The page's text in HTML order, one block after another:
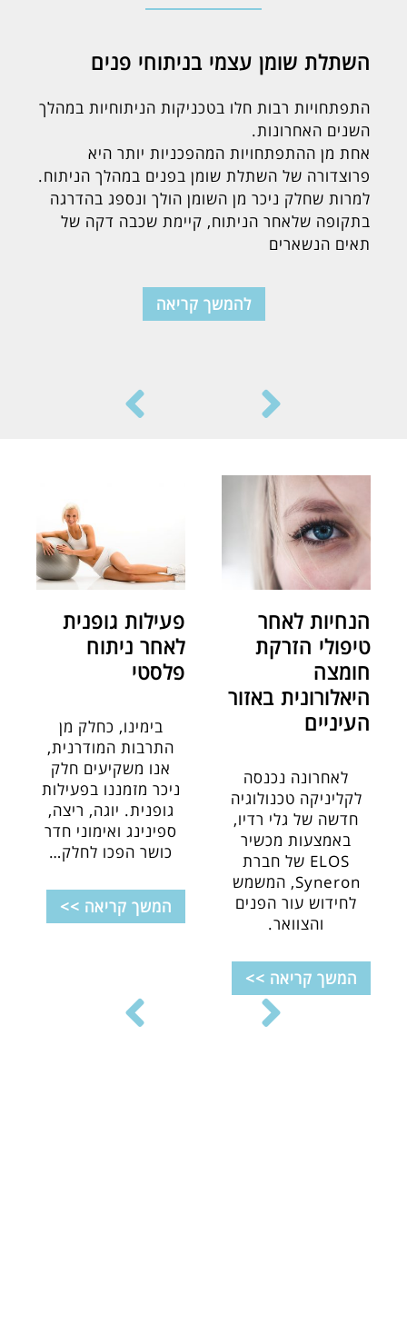
השתלת שומן עצמי בניתוחי פנים
התפתחויות רבות חלו בטכניקות הניתוחיות במהלך
השנים האחרונות.
אחת מן ההתפתחויות המהפכניות יותר היא
פרוצדורה של השתלת שומן בפנים במהלך הניתוח.
למרות שחלק ניכר מן השומן הולך ונספג בהדרגה
בתקופה שלאחר הניתוח, קיימת שכבה דקה של
תאים הנשארים
להמשך קריאה
הנחיות לאחר
טיפולי הזרקת
חומצה
היאלורונית באזור
העיניים
לאחרונה נכנסה
לקליניקה טכנולוגיה
חדשה של גלי רדיו,
באמצעות מכשיר
ELOS של חברת
Syneron, המשמש
לחידוש עור הפנים
והצוואר.
המשך קריאה >>
פעילות גופנית
לאחר ניתוח
פלסטי
בימינו, כחלק מן
התרבות המודרנית,
אנו משקיעים חלק
ניכר מזמננו בפעילות
גופנית. יוגה, ריצה,
ספינינג ואימוני חדר
כושר הפכו לחלק…
המשך קריאה >>